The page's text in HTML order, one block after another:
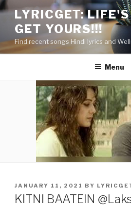
Skip
content
LYRICGET:
GET YOURS!!!
Find recent songs Hindi lyrics and
Menu
POSTED
ON
JANUARY 11, 2021 BY
KITNI BAATEIN